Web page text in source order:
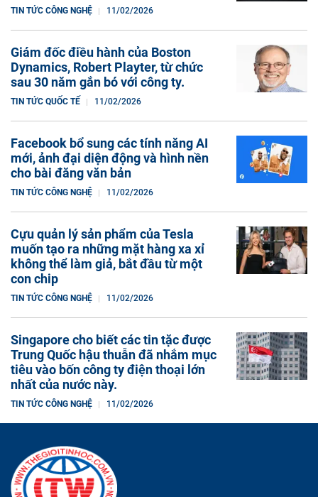
TIN TỨC CÔNG NGHỆ 11/02/2026
Giám đốc điều hành của Boston
Dynamics, Robert Playter, từ chức
sau 30 năm gắn bó với công ty.
TIN TỨC QUỐC TẾ 11/02/2026
Facebook bổ sung các tính năng AI
mới, ảnh đại diện động và hình nền
cho bài đăng văn bản
TIN TỨC CÔNG NGHỆ 11/02/2026
Cựu quản lý sản phẩm của Tesla
muốn tạo ra những mặt hàng xa xỉ
không thể làm giả, bắt đầu từ một
con chip
TIN TỨC CÔNG NGHỆ 11/02/2026
Singapore cho biết các tin tặc được
Trung Quốc hậu thuẫn đã nhắm mục
tiêu vào bốn công ty điện thoại lớn
nhất của nước này.
TIN TỨC CÔNG NGHỆ 11/02/2026